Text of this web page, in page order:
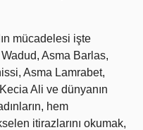
mücadelesi işte
Asma Barlas,
Asma Lamrabet,
Ali ve dünyanın
hem
itirazlarını okumak,